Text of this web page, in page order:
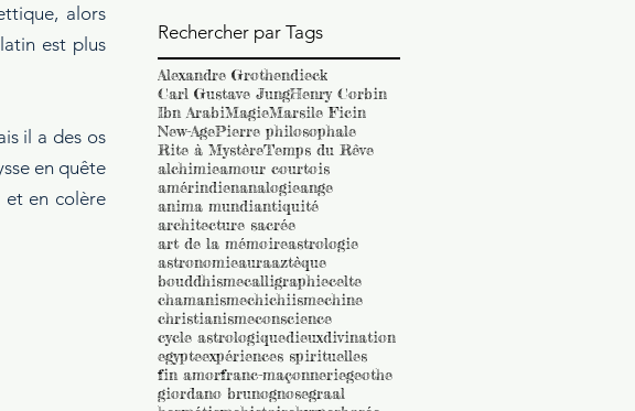
alors
est plus
il a des os
en quête
et en colère
Rechercher par Tags
Alexandre Grothendieck
Carl Gustave JungHenry Corbin
Ibn ArabiMagieMarsile Ficin
New-AgePierre philosophale
Rite à MystèreTemps du Rêve
alchimieamour courtois
amérindienanalogieange
anima mundiantiquité
architecture sacrée
art de la mémoireastrologie
astronomieauraaztèque
bouddhismecalligraphiecelte
chamanismechichiismechine
christianismeconscience
cycle astrologiquedieuxdivination
egypteexpériences spirituelles
fin amorfranc-maçonneriegeothe
giordano brunognosegraal